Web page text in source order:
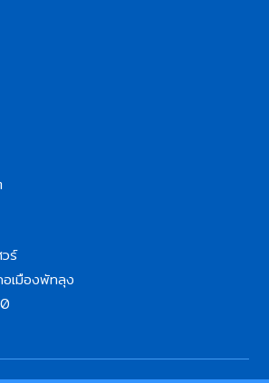
ร์
อเมืองพัทลุง